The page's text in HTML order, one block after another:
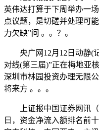
英伟达打算于下周举办一
点议题，是切磋并处理可
力欠缺”问 。。？。
央广网12月12日动静(记
对线(第三届)”正在梅地亚
深圳市林园投资办理无限
将来方 。。。
上证报中国证券网讯（
日，资金净流入额排名前